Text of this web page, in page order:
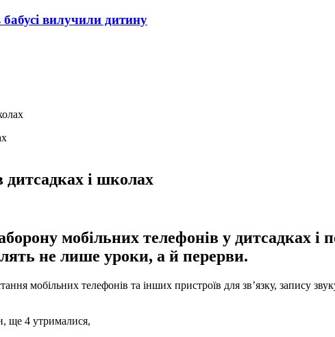
вилучили дитину
і школах
мобільних телефонів у дитсадках і
не лише уроки, а й перерви.
мобільних телефонів та інших пристроїв для зв’язку, запису
ще 4 утрималися,